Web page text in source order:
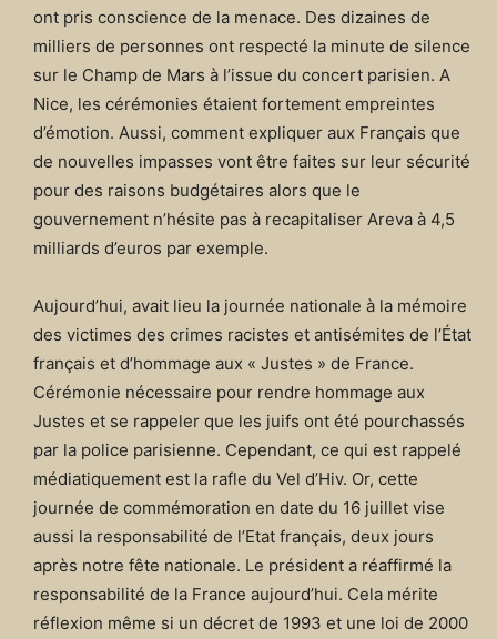
ont pris conscience de la menace. Des dizaines de
milliers de personnes ont respecté la minute de silence
sur le Champ de Mars à l’issue du concert parisien. A
Nice, les cérémonies étaient fortement empreintes
d’émotion. Aussi, comment expliquer aux Français que
de nouvelles impasses vont être faites sur leur sécurité
pour des raisons budgétaires alors que le
gouvernement n’hésite pas à recapitaliser Areva à 4,5
milliards d’euros par exemple.
Aujourd’hui, avait lieu la journée nationale à la mémoire
des victimes des crimes racistes et antisémites de l’État
français et d’hommage aux « Justes » de France.
Cérémonie nécessaire pour rendre hommage aux
Justes et se rappeler que les juifs ont été pourchassés
par la police parisienne. Cependant, ce qui est rappelé
médiatiquement est la rafle du Vel d’Hiv. Or, cette
journée de commémoration en date du 16 juillet vise
aussi la responsabilité de l’Etat français, deux jours
après notre fête nationale. Le président a réaffirmé la
responsabilité de la France aujourd’hui. Cela mérite
réflexion même si un décret de 1993 et une loi de 2000